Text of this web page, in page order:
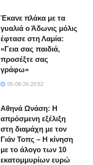
Έκανε πλάκα με τα
γυαλιά ο Άδωνις μόλις
έφτασε στη Λαμία:
«Γεια σας παιδιά,
προσέξτε σας
γράφω»
05-08-26 20:52
Αθηνά Ωνάση: Η
απρόσμενη εξέλιξη
στη διαμάχη με τον
Γιάν Τοπς – Η κίνηση
με το άλογο των 10
εκατομμυρίων ευρώ